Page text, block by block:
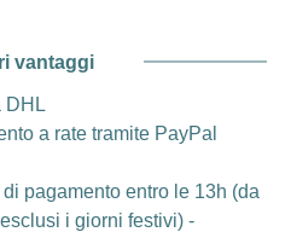
vantaggi
DHL
a rate tramite PayPal
pagamento entro le 13h (da
i giorni festivi) -